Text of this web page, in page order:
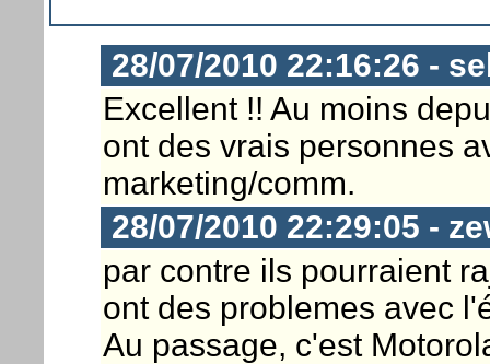
28/07/2010 22:16:26 -
Excellent !! Au moins
ont des vrais personnes
marketing/comm.
28/07/2010 22:29:05 -
par contre ils pourraient
ont des problemes avec
Au passage, c'est